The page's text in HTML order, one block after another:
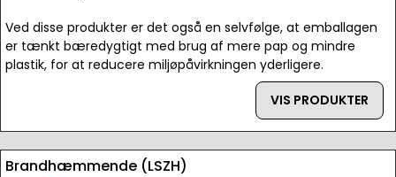
Ved disse produkter er det også en selvfølge, at emballagen
er tænkt bæredygtigt med brug af mere pap og mindre
plastik, for at reducere miljøpåvirkningen yderligere.
VIS PRODUKTER
Brandhæmmende (LSZH)